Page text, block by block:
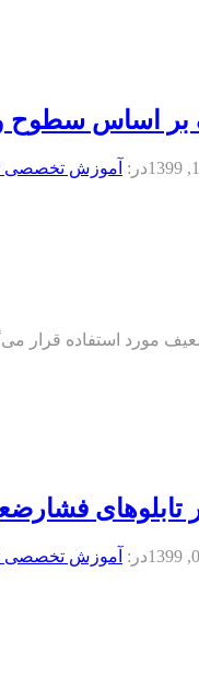
بر اساس سطوح
در: آموزش تخصصی
مورد استفاده قرار
تابلوهای
در: آموزش تخصصی